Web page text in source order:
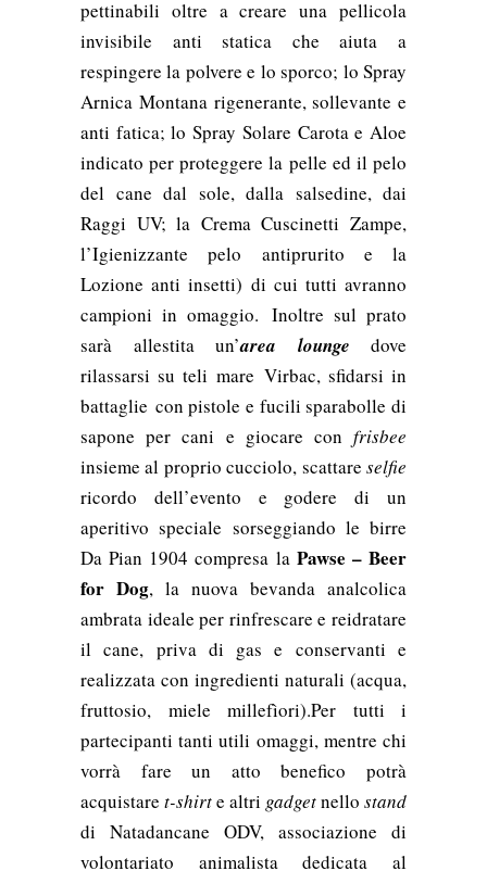
pettinabili oltre a creare una pellicola
invisibile anti statica che aiuta a
respingere la polvere e lo sporco; lo Spray
Arnica Montana rigenerante, sollevante e
anti fatica; lo Spray Solare Carota e Aloe
indicato per proteggere la pelle ed il pelo
del cane dal sole, dalla salsedine, dai
Raggi UV; la Crema Cuscinetti Zampe,
l’Igienizzante pelo antiprurito e la
Lozione anti insetti) di cui tutti avranno
campioni in omaggio. Inoltre sul prato
sarà allestita un’area lounge dove
rilassarsi su teli mare Virbac, sfidarsi in
battaglie con pistole e fucili sparabolle di
sapone per cani e giocare con frisbee
insieme al proprio cucciolo, scattare selfie
ricordo dell’evento e godere di un
aperitivo speciale sorseggiando le birre
Da Pian 1904 compresa la Pawse – Beer
for Dog, la nuova bevanda analcolica
ambrata ideale per rinfrescare e reidratare
il cane, priva di gas e conservanti e
realizzata con ingredienti naturali (acqua,
fruttosio, miele millefìori).Per tutti i
partecipanti tanti utili omaggi, mentre chi
vorrà fare un atto benefico potrà
acquistare t-shirte altri gadgetnello stand
di Natadancane ODV, associazione di
volontariato animalista dedicata al